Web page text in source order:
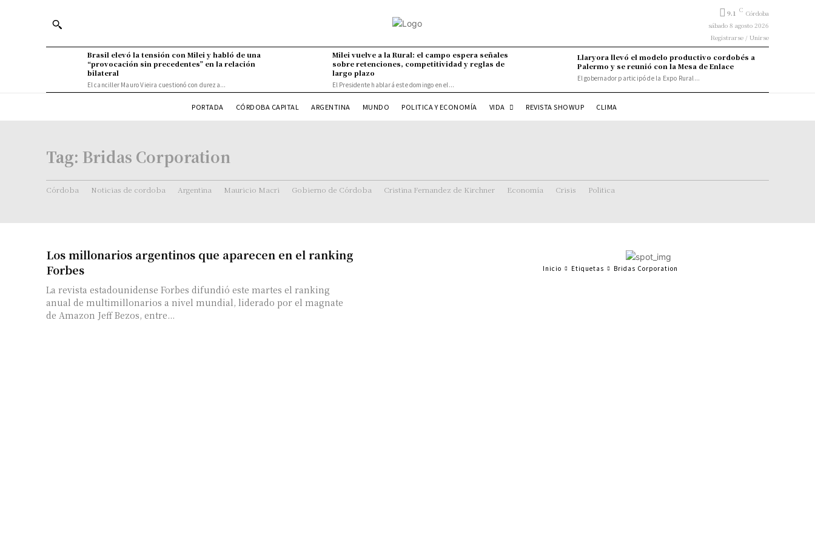
9.1 C Córdoba
sábado 8 agosto 2026
Registrarse / Unirse
Brasil elevó la tensión con Milei y habló de una
“provocación sin precedentes” en la relación
bilateral
El canciller Mauro Vieira cuestionó con dureza...
Milei vuelve a la Rural: el campo espera señales
sobre retenciones, competitividad y reglas de
largo plazo
El Presidente hablará este domingo en el...
Llaryora llevó el modelo productivo cordobés a
Palermo y se reunió con la Mesa de Enlace
El gobernador participó de la Expo Rural...
PORTADA CÓRDOBA CAPITAL ARGENTINA MUNDO POLITICA Y ECONOMÍA VIDA REVISTA SHOWUP CLIMA
Tag: Bridas Corporation
Córdoba Noticias de cordoba Argentina Mauricio Macri Gobierno de Córdoba Cristina Fernandez de Kirchner Economía Crisis Politica
Los millonarios argentinos que aparecen en el ranking
Forbes
La revista estadounidense Forbes difundió este martes el ranking
anual de multimillonarios a nivel mundial, liderado por el magnate
de Amazon Jeff Bezos, entre...
Inicio Etiquetas Bridas Corporation